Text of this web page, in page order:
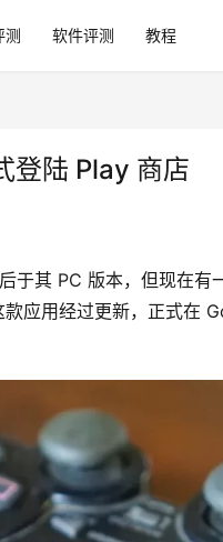
测 软件评测 教程
登陆 Play 商店
其 PC 版本，但现在有
应用经过更新，正式在